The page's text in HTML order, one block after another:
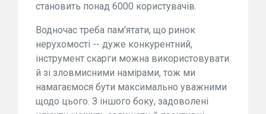
становить понад 6000 користувачів.
Водночас треба пам'ятати, що ринок
нерухомості -- дуже конкурентний,
інструмент скарги можна використовувати
й зі зловмисними намірами, тож ми
намагаємося бути максимально уважними
щодо цього. З іншого боку, задоволені